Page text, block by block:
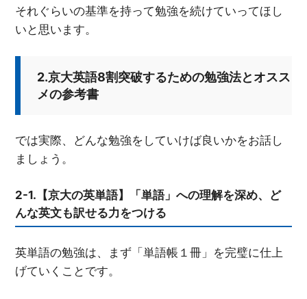
それぐらいの基準を持って勉強を続けていってほし
いと思います。
2.京大英語8割突破するための勉強法とオスス
メの参考書
では実際、どんな勉強をしていけば良いかをお話し
ましょう。
2-1.【京大の英単語】「単語」への理解を深め、ど
んな英文も訳せる力をつける
英単語の勉強は、まず「単語帳１冊」を完璧に仕上
げていくことです。